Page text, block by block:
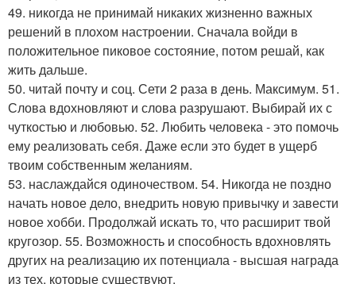
49. никогда не принимай никаких жизненно важных
решений в плохом настроении. Сначала войди в
положительное пиковое состояние, потом решай, как
жить дальше.
50. читай почту и соц. Сети 2 раза в день. Максимум. 51.
Слова вдохновляют и слова разрушают. Выбирай их с
чуткостью и любовью. 52. Любить человека - это помочь
ему реализовать себя. Даже если это будет в ущерб
твоим собственным желаниям.
53. наслаждайся одиночеством. 54. Никогда не поздно
начать новое дело, внедрить новую привычку и завести
новое хобби. Продолжай искать то, что расширит твой
кругозор. 55. Возможность и способность вдохновлять
других на реализацию их потенциала - высшая награда
из тех, которые существуют.